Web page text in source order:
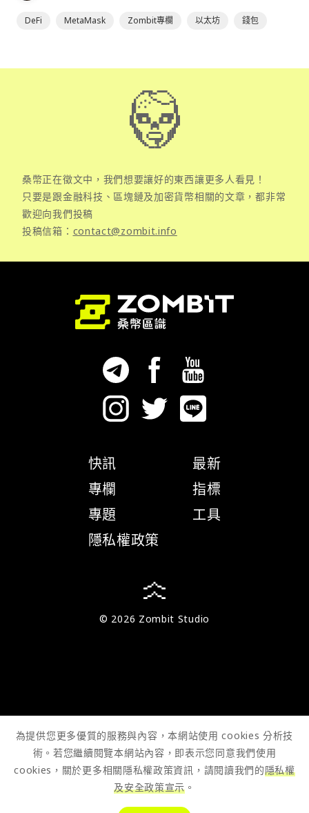
DeFi MetaMask Zombit專欄 以太坊 錢包
桑幣正在徵文中，我們想要讓好的東西讓更多人看見！
只要是跟金融科技、區塊鏈及加密貨幣相關的文章，都非常
歡迎向我們投稿
投稿信箱： contact@zombit.info
快訊
專欄
專題
隱私權政策
最新
指標
工具
© 2026 Zombit Studio
為提供您更多優質的服務與內容，本網站使用 cookies 分析技
術。若您繼續閱覽本網站內容，即表示您同意我們使用
cookies，關於更多相關隱私權政策資訊，請閱讀我們的隱私權
及安全政策宣示 。